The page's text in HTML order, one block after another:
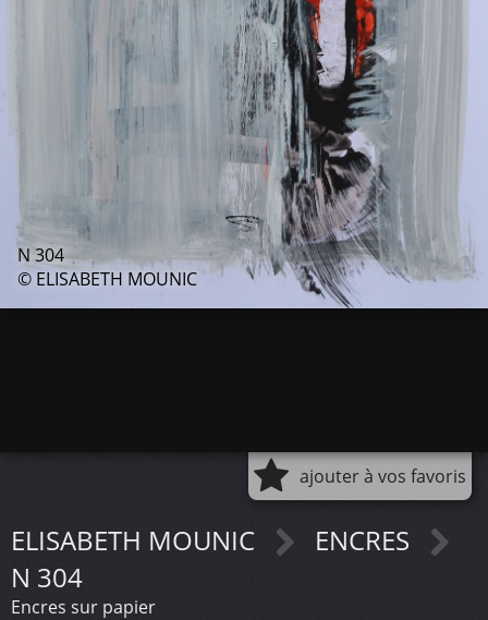
N 304
© ELISABETH MOUNIC
ajouter à vos favoris
ELISABETH MOUNIC
ENCRES
N 304
Encres sur papier